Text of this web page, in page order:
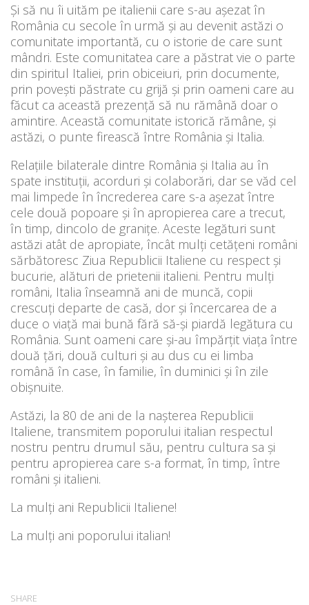
Și să nu îi uităm pe italienii care s-au așezat în
România cu secole în urmă și au devenit astăzi o
comunitate importantă, cu o istorie de care sunt
mândri. Este comunitatea care a păstrat vie o parte
din spiritul Italiei, prin obiceiuri, prin documente,
prin povești păstrate cu grijă și prin oameni care au
făcut ca această prezență să nu rămână doar o
amintire. Această comunitate istorică rămâne, și
astăzi, o punte firească între România și Italia.
Relațiile bilaterale dintre România și Italia au în
spate instituții, acorduri și colaborări, dar se văd cel
mai limpede în încrederea care s-a așezat între
cele două popoare și în apropierea care a trecut,
în timp, dincolo de granițe. Aceste legături sunt
astăzi atât de apropiate, încât mulți cetățeni români
sărbătoresc Ziua Republicii Italiene cu respect și
bucurie, alături de prietenii italieni. Pentru mulți
români, Italia înseamnă ani de muncă, copii
crescuți departe de casă, dor și încercarea de a
duce o viață mai bună fără să-și piardă legătura cu
România. Sunt oameni care și-au împărțit viața între
două țări, două culturi și au dus cu ei limba
română în case, în familie, în duminici și în zile
obișnuite.
Astăzi, la 80 de ani de la nașterea Republicii
Italiene, transmitem poporului italian respectul
nostru pentru drumul său, pentru cultura sa și
pentru apropierea care s-a format, în timp, între
români și italieni.
La mulți ani Republicii Italiene!
La mulți ani poporului italian!
SHARE